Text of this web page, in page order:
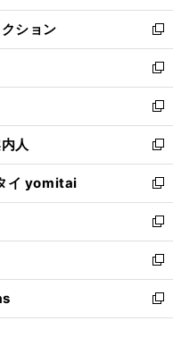
開
く
ウ
で
開
く
ン
ド
ウ
で
開
く
ウ
ィ
ン
ド
ウ
で
開
く
ション
新
し
い
ウ
ィ
ン
ド
ウ
で
開
く
新
し
い
ウ
ィ
ン
ド
ウ
で
開
く
新
し
い
ウ
ィ
ン
ド
ウ
で
開
く
人
新
し
い
ウ
ィ
ン
ド
ウ
で
開
イ yomitai
新
し
い
ウ
ィ
ン
ド
ウ
新
し
い
ウ
ィ
ン
新
し
い
ウ
新
し